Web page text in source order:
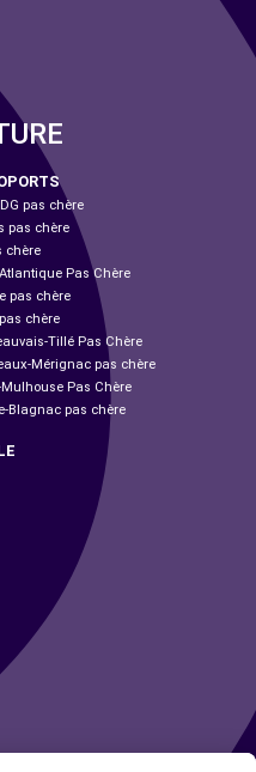
pas chère
pas chère
chère
Pas Chère
pas chère
chère
Tillé Pas Chère
Mérignac pas chère
Pas Chère
Blagnac pas chère